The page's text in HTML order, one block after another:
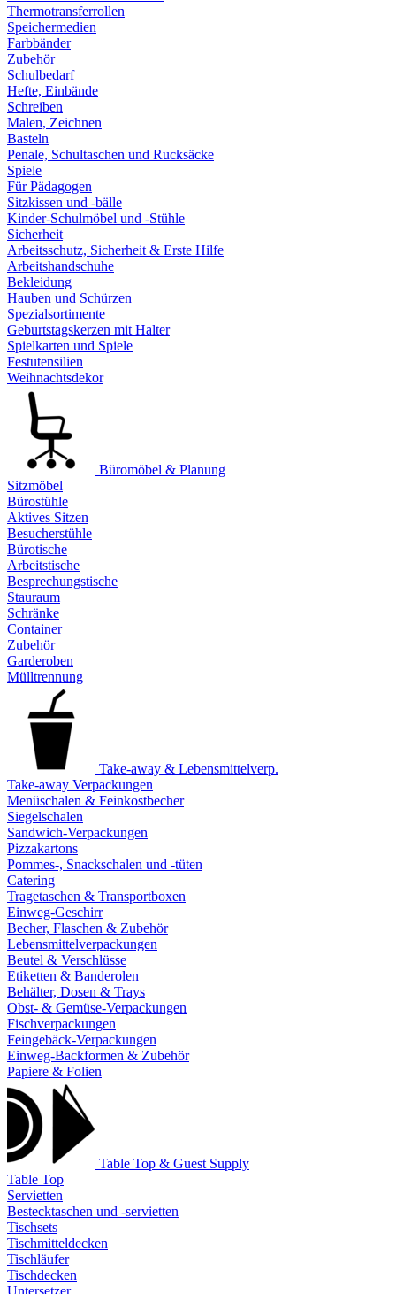
Thermotransferrollen
Speichermedien
Farbbänder
Zubehör
Schulbedarf
Hefte, Einbände
Schreiben
Malen, Zeichnen
Basteln
Penale, Schultaschen und Rucksäcke
Spiele
Für Pädagogen
Sitzkissen und -bälle
Kinder-Schulmöbel und -Stühle
Sicherheit
Arbeitsschutz, Sicherheit & Erste Hilfe
Arbeitshandschuhe
Bekleidung
Hauben und Schürzen
Spezialsortimente
Geburtstagskerzen mit Halter
Spielkarten und Spiele
Festutensilien
Weihnachtsdekor
Büromöbel & Planung
Sitzmöbel
Bürostühle
Aktives Sitzen
Besucherstühle
Bürotische
Arbeitstische
Besprechungstische
Stauraum
Schränke
Container
Zubehör
Garderoben
Mülltrennung
Take-away & Lebensmittelverp.
Take-away Verpackungen
Menüschalen & Feinkostbecher
Siegelschalen
Sandwich-Verpackungen
Pizzakartons
Pommes-, Snackschalen und -tüten
Catering
Tragetaschen & Transportboxen
Einweg-Geschirr
Becher, Flaschen & Zubehör
Lebensmittelverpackungen
Beutel & Verschlüsse
Etiketten & Banderolen
Behälter, Dosen & Trays
Obst- & Gemüse-Verpackungen
Fischverpackungen
Feingebäck-Verpackungen
Einweg-Backformen & Zubehör
Papiere & Folien
Table Top & Guest Supply
Table Top
Servietten
Bestecktaschen und -servietten
Tischsets
Tischmitteldecken
Tischläufer
Tischdecken